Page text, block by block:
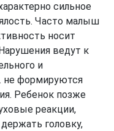
сильное
Часто малыш
носит
ведут к
и
не формируются
Ребенок позже
реакции,
головку,